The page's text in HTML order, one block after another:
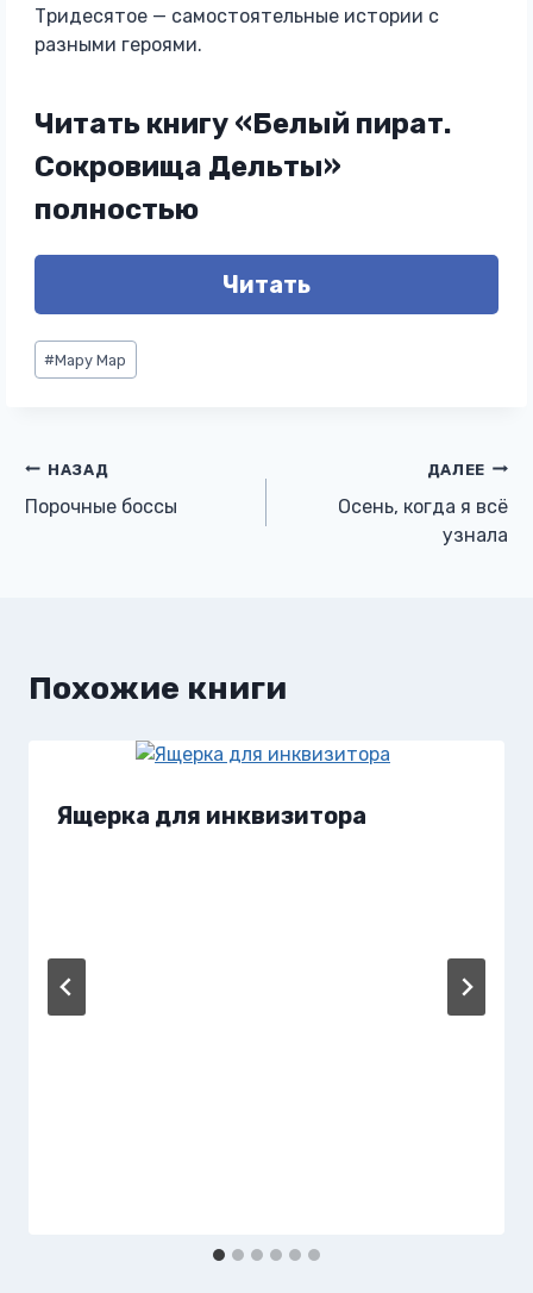
Тридесятое — самостоятельные истории с
разными героями.
Читать книгу «Белый пират.
Сокровища Дельты»
полностью
Читать
Метки
записи:
#Мару Мар
Навигация
по
НАЗАД
Порочные боссы
ДАЛЕЕ
Осень, когда я всё
узнала
Похожие книги
Ящерка для инквизитора